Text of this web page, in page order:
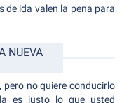
de ida valen la pena para
NUEVA
pero no quiere conducirlo
es justo lo que usted